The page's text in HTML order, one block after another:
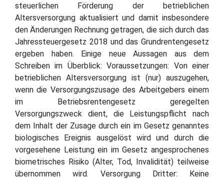
steuerlichen Förderung der betrieblichen
Altersversorgung aktualisiert und damit insbesondere
den Änderungen Rechnung getragen, die sich durch das
Jahressteuergesetz 2018 und das Grundrentengesetz
ergeben haben. Einige neue Aussagen aus dem
Schreiben im Überblick: Voraussetzungen: Von einer
betrieblichen Altersversorgung ist (nur) auszugehen,
wenn die Versorgungszusage des Arbeitgebers einem
im Betriebsrentengesetz geregelten
Versorgungszweck dient, die Leistungspflicht nach
dem Inhalt der Zusage durch ein im Gesetz genanntes
biologisches Ereignis ausgelöst wird und durch die
vorgesehene Leistung ein im Gesetz angesprochenes
biometrisches Risiko (Alter, Tod, Invalidität) teilweise
übernommen wird. Versorgung Dritter: Keine